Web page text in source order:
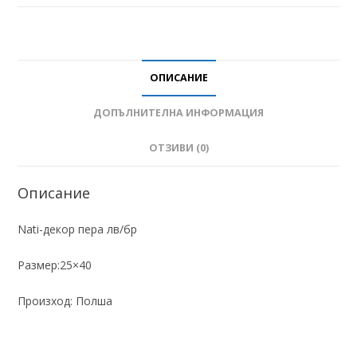
ОПИСАНИЕ
ДОПЪЛНИТЕЛНА ИНФОРМАЦИЯ
ОТЗИВИ (0)
Описание
Nati-декор пера лв/бр
Размер:25×40
Произход: Полша